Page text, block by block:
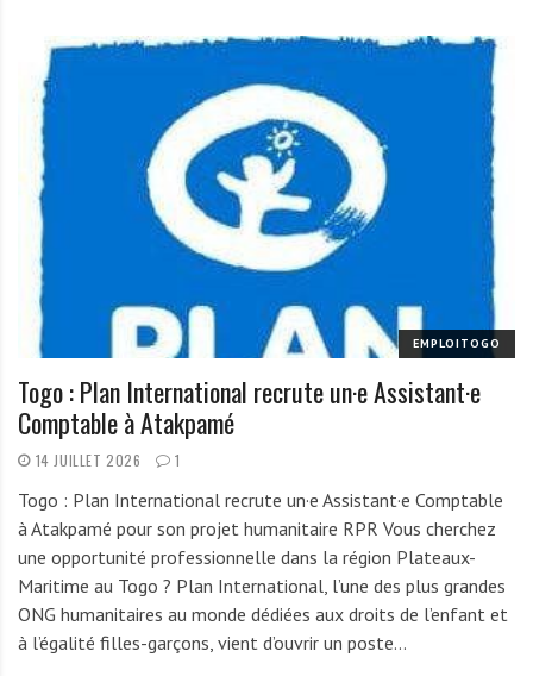
EMPLOITOGO
Togo : Plan International recrute un·e Assistant·e
Comptable à Atakpamé
14 JUILLET 2026 1
Togo : Plan International recrute un·e Assistant·e Comptable
à Atakpamé pour son projet humanitaire RPR Vous cherchez
une opportunité professionnelle dans la région Plateaux-
Maritime au Togo ? Plan International, l’une des plus grandes
ONG humanitaires au monde dédiées aux droits de l’enfant et
à l’égalité filles-garçons, vient d’ouvrir un poste…